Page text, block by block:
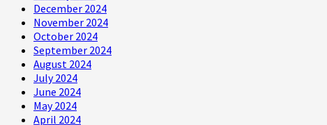
December 2024
November 2024
October 2024
September 2024
August 2024
July 2024
June 2024
May 2024
April 2024